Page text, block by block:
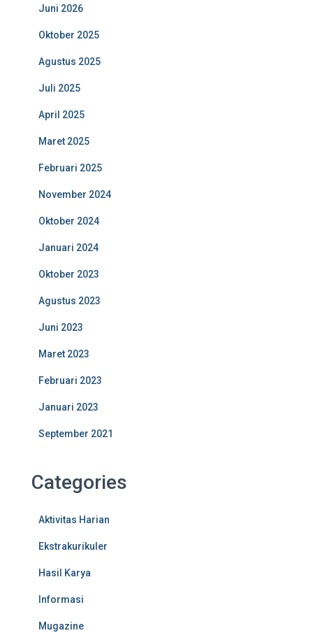
Juni 2026
Oktober 2025
Agustus 2025
Juli 2025
April 2025
Maret 2025
Februari 2025
November 2024
Oktober 2024
Januari 2024
Oktober 2023
Agustus 2023
Juni 2023
Maret 2023
Februari 2023
Januari 2023
September 2021
Categories
Aktivitas Harian
Ekstrakurikuler
Hasil Karya
Informasi
Mugazine